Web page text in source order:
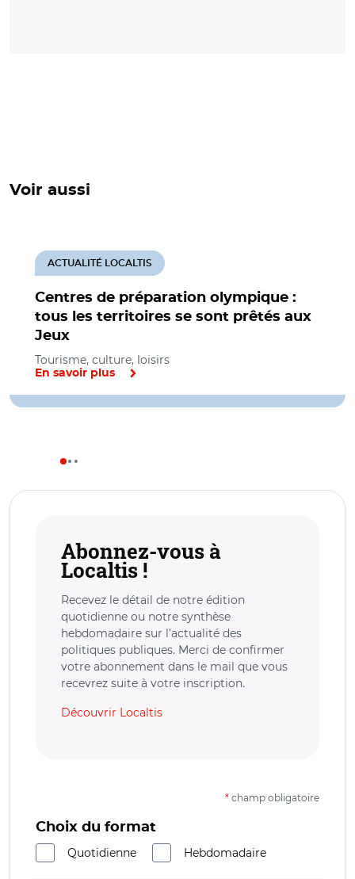
Voir aussi
Centres de préparation olympique :
tous les territoires se sont prêtés aux
Jeux
ACTUALITÉ LOCALTIS
Tourisme, culture, loisirs
En savoir plus
Abonnez-vous à
Localtis !
Recevez le détail de notre édition
quotidienne ou notre synthèse
hebdomadaire sur l’actualité des
politiques publiques. Merci de confirmer
votre abonnement dans le mail que vous
recevrez suite à votre inscription.
Découvrir Localtis
* champ obligatoire
Choix du format
Quotidienne
Hebdomadaire